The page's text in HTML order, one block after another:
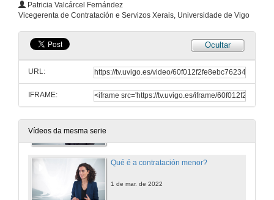
Patricia Valcárcel Fernández
Vicegerenta de Contratación e Servizos Xerais, Universidade de Vigo
Ocultar
URL:
IFRAME:
Vídeos da mesma serie
1 de mar. de 2022
Que camino percorre un gasto nos programas?
1 de mar. de 2022
Variacións da subvención do meu proxecto
Qué é a contratación menor?
1 de mar. de 2022